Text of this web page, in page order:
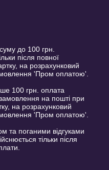
до 100 грн.
після повної
на розрахунковий
'Пром оплатою'.
100 грн. оплата
на пошті при
на розрахунковий
'Пром оплатою'.
та поганими відгуками
тільки після